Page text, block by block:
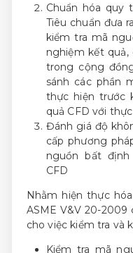
Chuẩn hóa quy
Tiêu chuẩn đưa
kiểm tra mã
nghiệm kết
trong cộng
sánh các phần
thực hiện trước
quả CFD với
Đánh giá độ
cấp phương
nguồn bất
CFD
Nhằm hiện thực
ASME V&V 20-
cho việc kiểm tra và
Kiểm tra mã